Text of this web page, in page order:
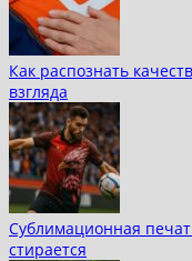
Как распознать
взгляда
Сублимационная
стирается